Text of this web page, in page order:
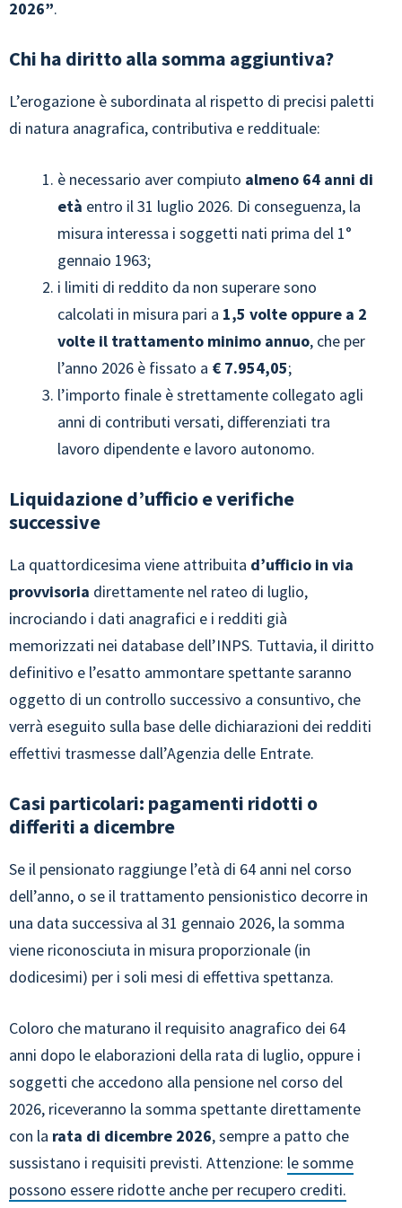
2026”.
Chi ha diritto alla somma aggiuntiva?
L’erogazione è subordinata al rispetto di precisi paletti
di natura anagrafica, contributiva e reddituale:
è necessario aver compiuto almeno 64 anni di
età entro il 31 luglio 2026. Di conseguenza, la
misura interessa i soggetti nati prima del 1°
gennaio 1963;
i limiti di reddito da non superare sono
calcolati in misura pari a 1,5 volte oppure a 2
volte il trattamento minimo annuo, che per
l’anno 2026 è fissato a € 7.954,05;
l’importo finale è strettamente collegato agli
anni di contributi versati, differenziati tra
lavoro dipendente e lavoro autonomo.
Liquidazione d’ufficio e verifiche
successive
La quattordicesima viene attribuita d’ufficio in via
provvisoria direttamente nel rateo di luglio,
incrociando i dati anagrafici e i redditi già
memorizzati nei database dell’INPS. Tuttavia, il diritto
definitivo e l’esatto ammontare spettante saranno
oggetto di un controllo successivo a consuntivo, che
verrà eseguito sulla base delle dichiarazioni dei redditi
effettivi trasmesse dall’Agenzia delle Entrate.
Casi particolari: pagamenti ridotti o
differiti a dicembre
Se il pensionato raggiunge l’età di 64 anni nel corso
dell’anno, o se il trattamento pensionistico decorre in
una data successiva al 31 gennaio 2026, la somma
viene riconosciuta in misura proporzionale (in
dodicesimi) per i soli mesi di effettiva spettanza.
Coloro che maturano il requisito anagrafico dei 64
anni dopo le elaborazioni della rata di luglio, oppure i
soggetti che accedono alla pensione nel corso del
2026, riceveranno la somma spettante direttamente
con la rata di dicembre 2026, sempre a patto che
sussistano i requisiti previsti. Attenzione: le somme
possono essere ridotte anche per recupero crediti.